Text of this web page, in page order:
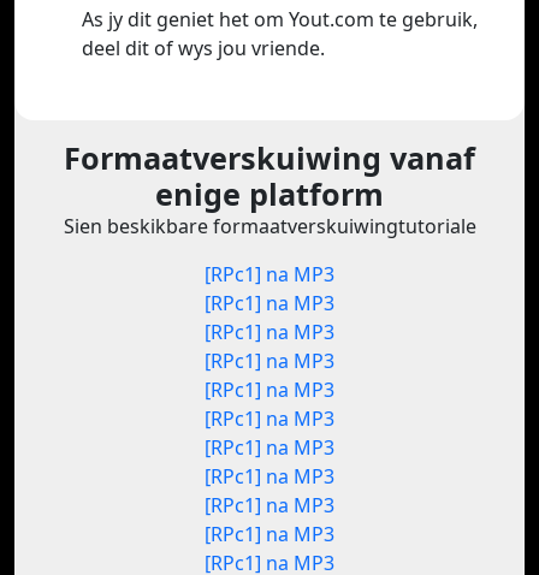
As jy dit geniet het om Yout.com te gebruik,
deel dit of wys jou vriende.
Formaatverskuiwing vanaf
enige platform
Sien beskikbare formaatverskuiwingtutoriale
[RPc1] na MP3
[RPc1] na MP3
[RPc1] na MP3
[RPc1] na MP3
[RPc1] na MP3
[RPc1] na MP3
[RPc1] na MP3
[RPc1] na MP3
[RPc1] na MP3
[RPc1] na MP3
[RPc1] na MP3